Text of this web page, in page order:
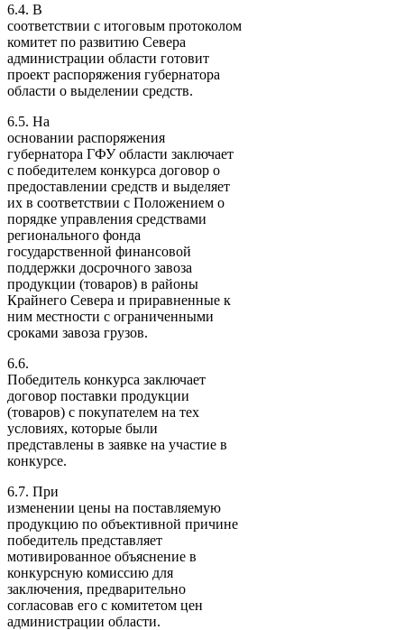
6.4. В
соответствии с итоговым протоколом
комитет по развитию Севера
администрации области готовит
проект распоряжения губернатора
области о выделении средств.
6.5. На
основании распоряжения
губернатора ГФУ области заключает
с победителем конкурса договор о
предоставлении средств и выделяет
их в соответствии с Положением о
порядке управления средствами
регионального фонда
государственной финансовой
поддержки досрочного завоза
продукции (товаров) в районы
Крайнего Севера и приравненные к
ним местности с ограниченными
сроками завоза грузов.
6.6.
Победитель конкурса заключает
договор поставки продукции
(товаров) с покупателем на тех
условиях, которые были
представлены в заявке на участие в
конкурсе.
6.7. При
изменении цены на поставляемую
продукцию по объективной причине
победитель представляет
мотивированное объяснение в
конкурсную комиссию для
заключения, предварительно
согласовав его с комитетом цен
администрации области.